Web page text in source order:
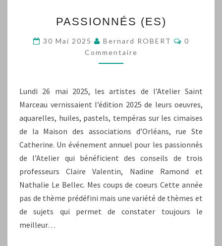
(ES)
PASSIONNÉS (ES)
30 Mai 2025 Bernard ROBERT
0
Commentaire
Lundi 26 mai 2025, les artistes de l’Atelier Saint
Marceau vernissaient l’édition 2025 de leurs oeuvres,
aquarelles, huiles, pastels, tempéras sur les cimaises
de la Maison des associations d’Orléans, rue Ste
Catherine. Un événement annuel pour les passionnés
de l’Atelier qui bénéficient des conseils de trois
professeurs Claire Valentin, Nadine Ramond et
Nathalie Le Bellec. Mes coups de coeurs Cette année
pas de thème prédéfini mais une variété de thèmes et
de sujets qui permet de constater toujours le
meilleur…